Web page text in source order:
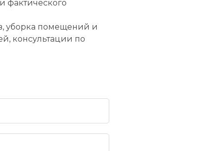
фактического
уборка помещений и
консультации по